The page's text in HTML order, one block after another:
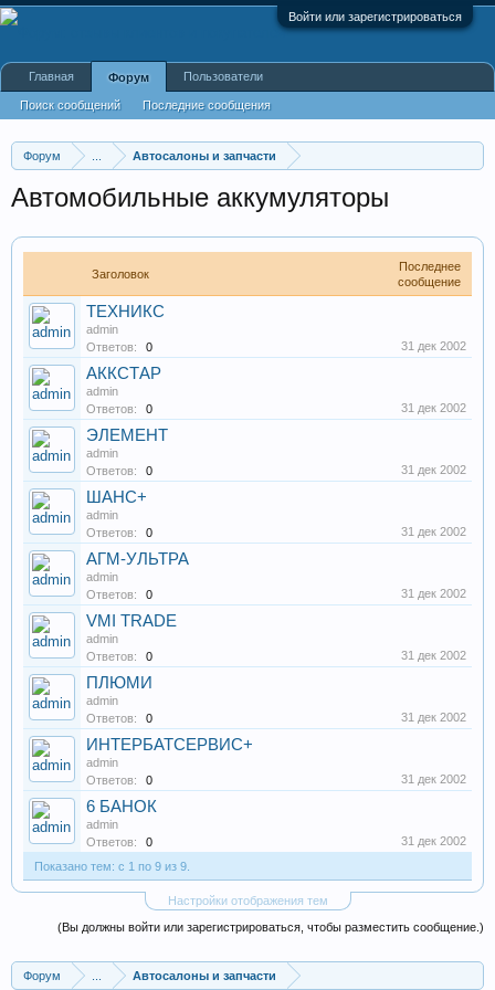
Войти или зарегистрироваться
Форум Автосалоны и запчасти
Автомобильные аккумуляторы
Заголовок
Последнее
сообщение
ТЕХНИКС
admin
Ответов:
0 31 дек 2002
АККСТАР
admin
Ответов:
0 31 дек 2002
ЭЛЕМЕНТ
admin
Ответов:
0 31 дек 2002
ШАНС+
admin
Ответов:
0 31 дек 2002
АГМ-УЛЬТРА
admin
Ответов:
0 31 дек 2002
VMI TRADE
admin
Ответов:
0 31 дек 2002
ПЛЮМИ
admin
Ответов:
0 31 дек 2002
ИНТЕРБАТСЕРВИС+
admin
Ответов:
0 31 дек 2002
6 БАНОК
admin
Ответов:
0
31 дек 2002
Показано тем: с 1 по 9 из 9.
Настройки отображения тем
(Вы должны войти или зарегистрироваться, чтобы разместить сообщение.)
Форум Автосалоны и запчасти
Главная Форум
Поиск сообщений Последние сообщения
Пользователи